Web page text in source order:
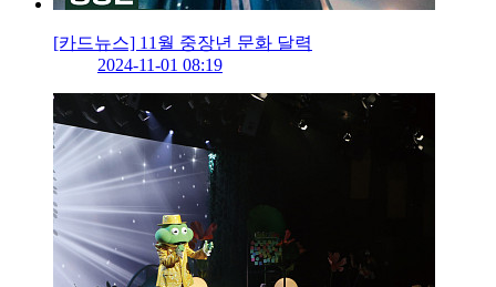
[카드뉴스] 11월 중장년 문화 달력
2024-11-01 08:19